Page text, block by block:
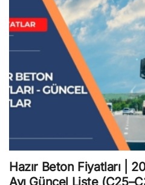
Hazır Beton Fiyatları |